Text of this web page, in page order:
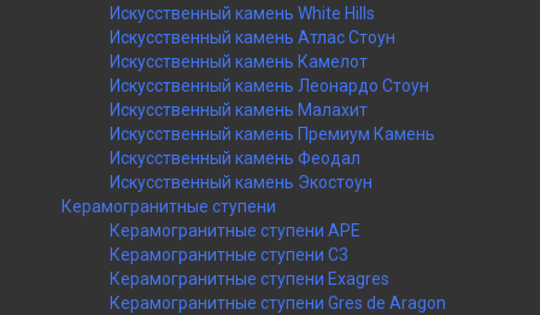
Искусственный камень White Hills
Искусственный камень Атлас Стоун
Искусственный камень Камелот
Искусственный камень Леонардо Стоун
Искусственный камень Малахит
Искусственный камень Премиум Камень
Искусственный камень Феодал
Искусственный камень Экостоун
Керамогранитные ступени
Керамогранитные ступени APE
Керамогранитные ступени C3
Керамогранитные ступени Exagres
Керамогранитные ступени Gres de Aragon